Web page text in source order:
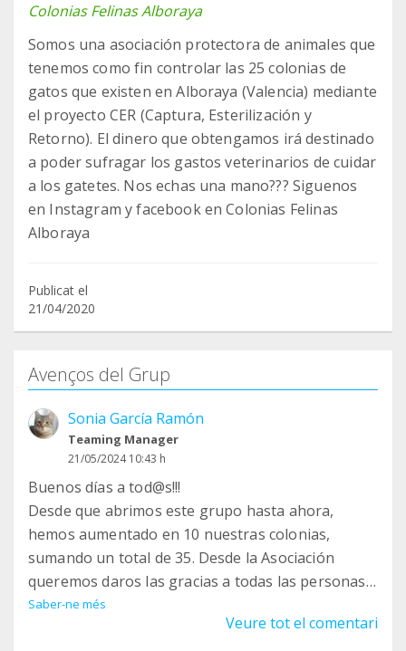
Colonias Felinas Alboraya
Somos una asociación protectora de animales que
tenemos como fin controlar las 25 colonias de
gatos que existen en Alboraya (Valencia) mediante
el proyecto CER (Captura, Esterilización y
Retorno). El dinero que obtengamos irá destinado
a poder sufragar los gastos veterinarios de cuidar
a los gatetes. Nos echas una mano??? Siguenos
en Instagram y facebook en Colonias Felinas
Alboraya
Publicat el
21/04/2020
Avenços del Grup
Sonia García Ramón
Teaming Manager
21/05/2024 10:43 h
Buenos días a tod@s!!!
Desde que abrimos este grupo hasta ahora,
hemos aumentado en 10 nuestras colonias,
sumando un total de 35. Desde la Asociación
queremos daros las gracias a todas las personas
que colaboráis de alguna manera con nosotros
para darle una vida mejor a nuestros gatetes.
Saber-ne més
Veure tot el comentari